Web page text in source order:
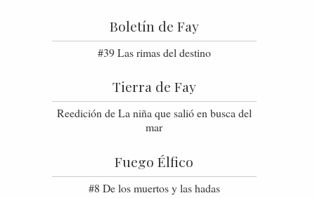
Boletín de Fay
#39 Las rimas del destino
Tierra de Fay
Reedición de La niña que salió en busca del
mar
Fuego Élfico
#8 De los muertos y las hadas